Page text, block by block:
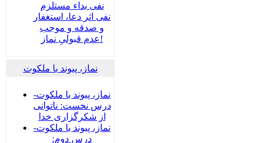
نفی بداء مستلزم
نفی اثر دعا، استغفار
و صدقه و موجب
عدم قبولیِ نماز!
نماز، پیوند با ملکوت
نماز، پیوند با ملکوت-
درس نخست: ناتوانی
از شکرگزاری خدا
نماز، پیوند با ملکوت-
درس دوم: